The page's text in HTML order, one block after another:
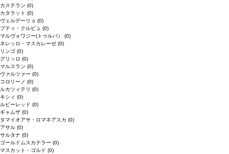
カステラン (0)
カタラット (0)
ヴェルデーリョ (0)
プティ・クルビュ (0)
マルヴォワジー(トゥルバ） (0)
ネレッロ・マスカレーゼ (0)
リンゴ (0)
グリッロ (0)
マルスラン (0)
ヴァルツァー (0)
コロリーノ (0)
ルカツィテリ (0)
キシィ (0)
ルビーレッド (0)
ギャムザ (0)
タマイオアサ・ロマネアスカ (0)
アサル (0)
サルタナ (0)
ゴールドムスカテラー (0)
マスカット・ゴルド (0)